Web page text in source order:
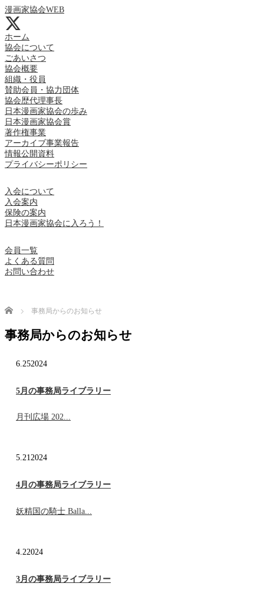
漫画家協会WEB
ホーム
協会について
ごあいさつ
協会概要
組織・役員
賛助会員・協力団体
協会歴代理事長
日本漫画家協会の歩み
日本漫画家協会賞
著作権事業
アーカイブ事業報告
情報公開資料
プライバシーポリシー
入会について
入会案内
保険の案内
日本漫画家協会に入ろう！
会員一覧
よくある質問
お問い合わせ
Home 事務局からのお知らせ
事務局からのお知らせ
6.252024
5月の事務局ライブラリー
月刊広場 202...
5.212024
4月の事務局ライブラリー
妖精国の騎士 Balla...
4.22024
3月の事務局ライブラリー